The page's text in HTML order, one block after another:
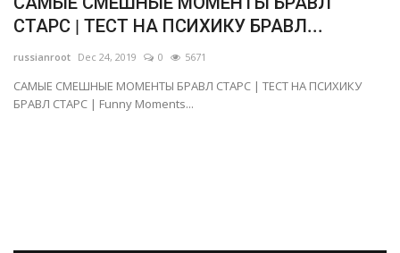
Наш ФОРУМ
Gallery
СТАРС | ТЕСТ НА ПСИХИКУ БРАВЛ...
russianroot Dec 24, 2019 0 5671
САМЫЕ СМЕШНЫЕ МОМЕНТЫ БРАВЛ СТАРС | ТЕСТ НА ПСИХИКУ
БРАВЛ СТАРС | Funny Moments...